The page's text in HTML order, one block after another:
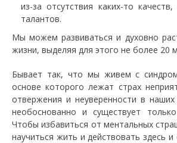
из-за отсутствия каких-то
талантов.
Мы можем развиваться и духовно
жизни, выделяя для этого не более 20
Бывает так, что мы живем с
основе которого лежат страх
отвержения и неуверенности в
необоснованно и существует
Чтобы избавиться от ментальных
научиться жить и действовать здесь и